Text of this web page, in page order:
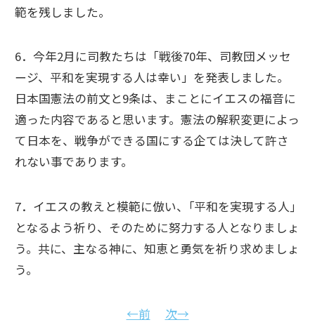
範を残しました。
6．今年2月に司教たちは「戦後70年、司教団メッセ
ージ、平和を実現する人は幸い」を発表しました。
日本国憲法の前文と9条は、まことにイエスの福音に
適った内容であると思います。憲法の解釈変更によっ
て日本を、戦争ができる国にする企ては決して許さ
れない事であります。
7．イエスの教えと模範に倣い、｢平和を実現する人｣
となるよう祈り、そのために努力する人となりましょ
う。共に、主なる神に、知恵と勇気を祈り求めましょ
う。
←前 次→